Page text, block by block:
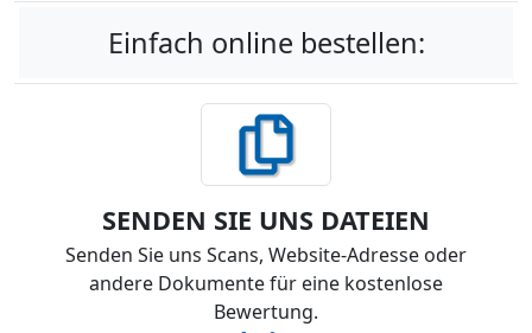
Einfach online bestellen:
SENDEN SIE UNS DATEIEN
Senden Sie uns Scans, Website-Adresse oder
andere Dokumente für eine kostenlose
Bewertung.